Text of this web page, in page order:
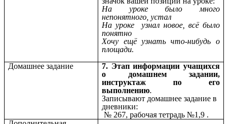
На уроке было много
непонятного, устал
На уроке узнал новое, всё было
понятно
Хочу ещё узнать что-нибудь о
площади.
Домашнее задание
7. Этап информации учащихся
о домашнем задании,
инструктаж по его
выполнению.
Записывают домашнее задание в
дневники:
№ 267, рабочая тетрадь №1,9 .